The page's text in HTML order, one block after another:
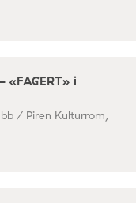
«FAGERT» i
/ Piren Kulturrom,